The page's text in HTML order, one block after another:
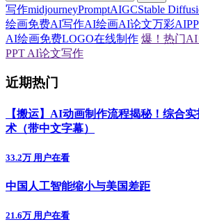
写作midjourneyPromptAIGCStable
绘画免费AI写作AI绘画AI论文万彩AI
AI绘画免费LOGO在线制作 爆！热门
PPT AI论文写作
近期热门
【搬运】AI动画制作流程揭秘！综合
术（带中文字幕）
33.2万 用户在看
中国人工智能缩小与美国差距
21.6万 用户在看